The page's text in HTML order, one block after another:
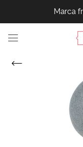
Marca
Marca
Marca